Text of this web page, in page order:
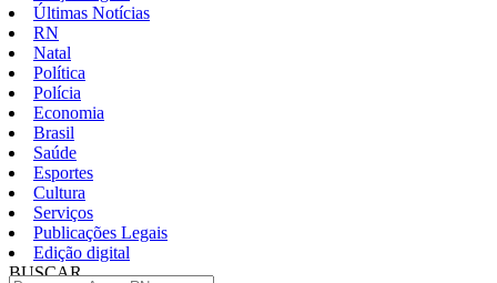
Últimas Notícias
RN
Natal
Política
Polícia
Economia
Brasil
Saúde
Esportes
Cultura
Serviços
Publicações Legais
Edição digital
BUSCAR